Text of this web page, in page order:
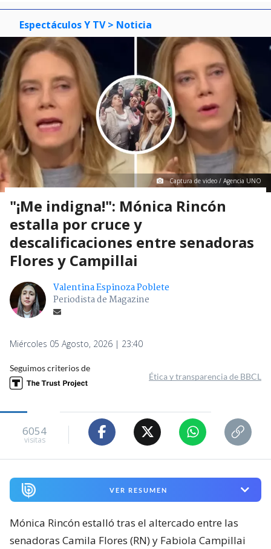
Espectáculos Y TV > Noticia
Captura de video / Agencia UNO
"¡Me indigna!": Mónica Rincón
estalla por cruce y
descalificaciones entre senadoras
Flores y Campillai
Valentina Espinoza Poblete
Periodista de Magazine
Miércoles 05 Agosto, 2026 | 23:40
Seguimos criterios de
Ética y transparencia de BBCL
6054
visitas
VER RESUMEN
Mónica Rincón estalló tras el altercado entre las
senadoras Camila Flores (RN) y Fabiola Campillai